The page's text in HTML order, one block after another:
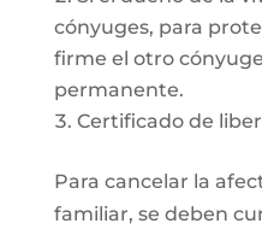
cónyuges, para
firme el otro
permanente.
Certificado de
Para cancelar la
familiar, se deben